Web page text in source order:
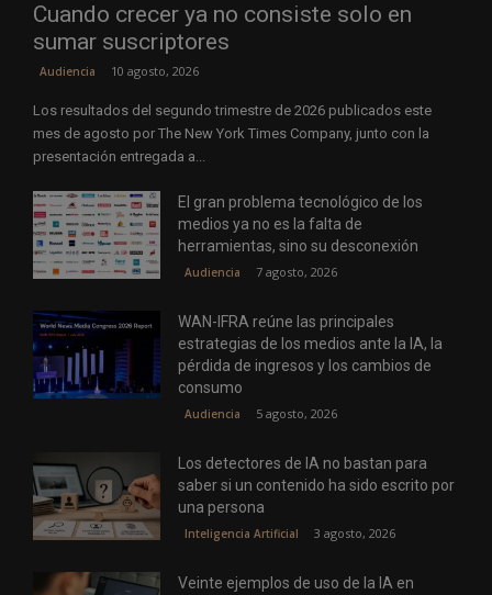
Cuando crecer ya no consiste solo en
sumar suscriptores
Audiencia 10 agosto, 2026
Los resultados del segundo trimestre de 2026 publicados este
mes de agosto por The New York Times Company, junto con la
presentación entregada a...
El gran problema tecnológico de los
medios ya no es la falta de
herramientas, sino su desconexión
Audiencia 7 agosto, 2026
WAN-IFRA reúne las principales
estrategias de los medios ante la IA, la
pérdida de ingresos y los cambios de
consumo
Audiencia 5 agosto, 2026
Los detectores de IA no bastan para
saber si un contenido ha sido escrito por
una persona
Inteligencia Artificial 3 agosto, 2026
Veinte ejemplos de uso de la IA en